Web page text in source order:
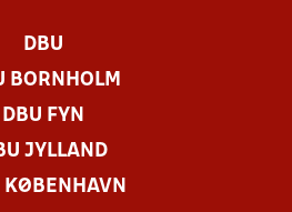
DBU
BORNHOLM
DBU FYN
JYLLAND
KØBENHAVN